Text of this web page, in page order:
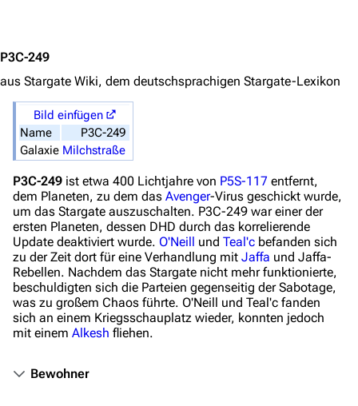
Das Stargate-Universum
Themenportal
Personen
Völker
Orte
Objekte
Zeitleiste
Fanprojekte
Kommerzielles
Mitmachen
Hilfe
P3C-249
aus Stargate Wiki, dem deutschsprachigen Stargate-Lexikon
Bild einfügen
Name
P3C-249
Galaxie Milchstraße
P3C-249 ist etwa 400 Lichtjahre von P5S-117 entfernt,
dem Planeten, zu dem das Avenger-Virus geschickt wurde,
um das Stargate auszuschalten. P3C-249 war einer der
ersten Planeten, dessen DHD durch das korrelierende
Update deaktiviert wurde. O'Neill und Teal'c befanden sich
zu der Zeit dort für eine Verhandlung mit Jaffa und Jaffa-
Rebellen. Nachdem das Stargate nicht mehr funktionierte,
beschuldigten sich die Parteien gegenseitig der Sabotage,
was zu großem Chaos führte. O'Neill und Teal'c fanden
sich an einem Kriegsschauplatz wieder, konnten jedoch
mit einem Alkesh fliehen.
Bewohner